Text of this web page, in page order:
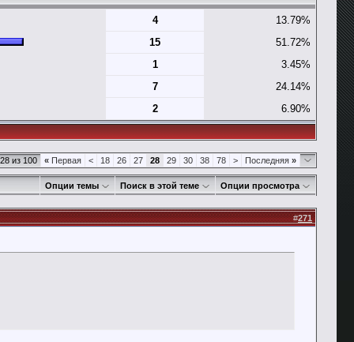
4
13.79%
15
51.72%
1
3.45%
7
24.14%
2 6.90%
из 100 « Первая < 18 26 27 28 29 30 38 78 > Последняя »
Опции темы Поиск в этой теме Опции просмотра
#271